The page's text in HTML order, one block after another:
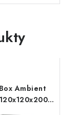
Ambient